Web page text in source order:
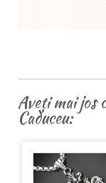
Aveți mai jos
Caduceu: